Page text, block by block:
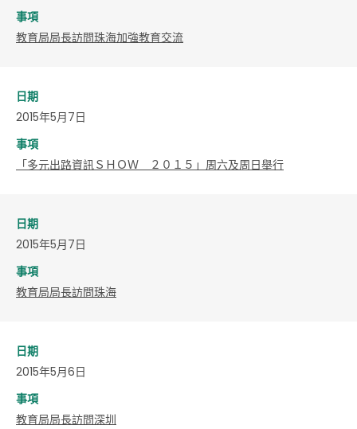
事項
教育局局長訪問珠海加強教育交流
日期
2015年5月7日
事項
「多元出路資訊ＳＨＯＷ ２０１５」周六及周日舉行
日期
2015年5月7日
事項
教育局局長訪問珠海
日期
2015年5月6日
事項
教育局局長訪問深圳